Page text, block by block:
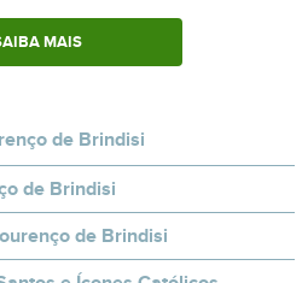
MAIS
de Brindisi
de Brindisi
de Brindisi